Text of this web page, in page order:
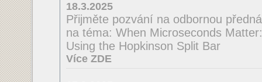
18.3.2025
Přijměte pozvání na odbornou
na téma: When Microseconds
Using the Hopkinson Split Bar
Více ZDE